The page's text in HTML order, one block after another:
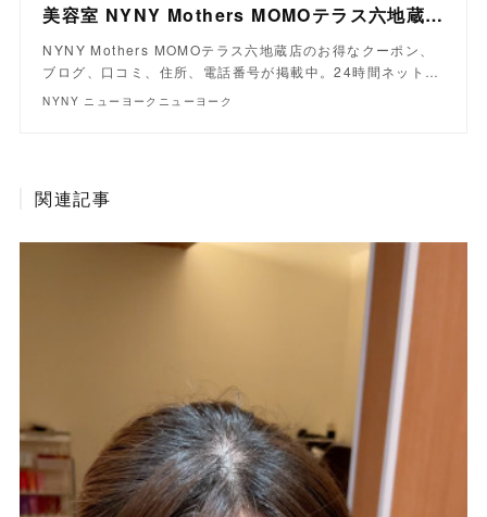
美容室 NYNY Mothers MOMOテラス六地蔵店｜ヘアサロン・美容院｜ニューヨークニューヨーク
NYNY Mothers MOMOテラス六地蔵店のお得なクーポン、
ブログ、口コミ、住所、電話番号が掲載中。24時間ネット…
NYNY ニューヨークニューヨーク
関連記事